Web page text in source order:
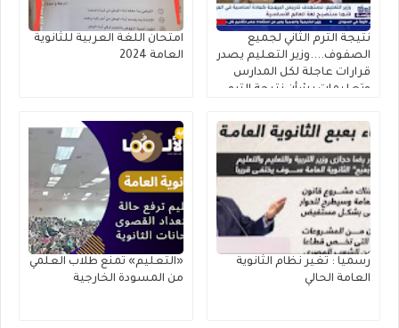
نتيجة الترم الثاني لجميع
الصفوف....وزير التعليم يصدر
قرارات عاجلة لكل المدارس
وتعليمات بشأن نتيجة الترم
امتحان اللغة العربية للثانوية
العامة 2024
رسميا : تغير نظام الثانوية
العامة الحالي
«التعليم» تمنع طلاب العلمي
من المسودة الخارجية